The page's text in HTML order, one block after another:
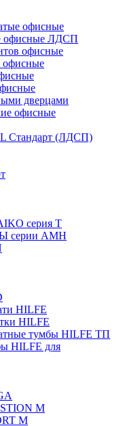
офисные
офисные ЛДСП
офисные
дверцами
офисные
Стандарт (ЛДСП)
серия Т
AMH
HILFE
HILFE
тумбы HILFE ТП
HILFE для
M
M